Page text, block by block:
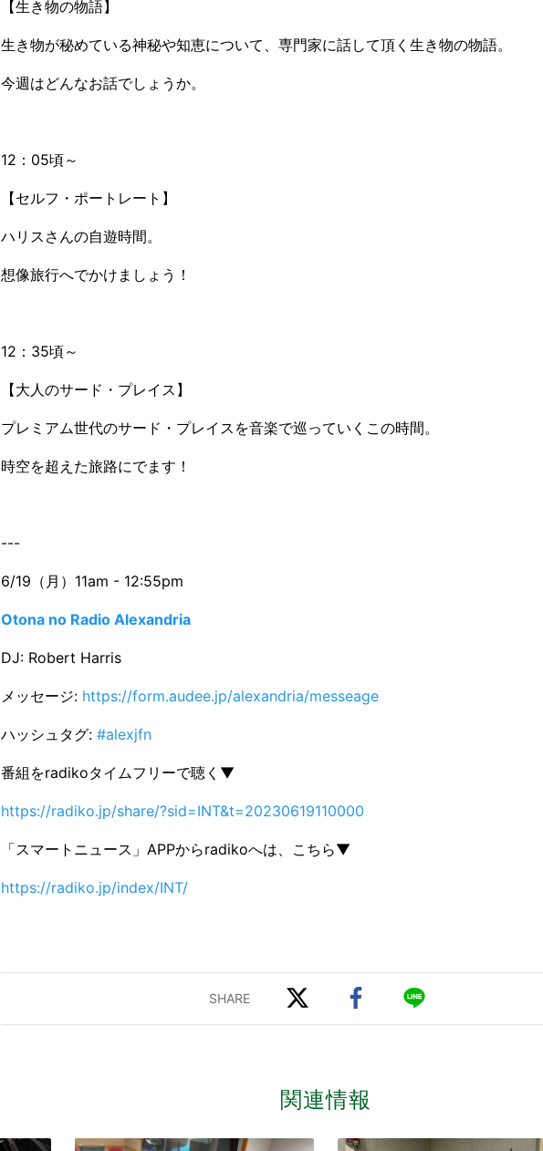
【生き物の物語】
生き物が秘めている神秘や知恵について、専門家に話して頂く生き物の物語。
今週はどんなお話でしょうか。
12：05頃～
【セルフ・ポートレート】
ハリスさんの自遊時間。
想像旅行へでかけましょう！
12：35頃～
【大人のサード・プレイス】
プレミアム世代のサード・プレイスを音楽で巡っていくこの時間。
時空を超えた旅路にでます！
---
6/19（月）11am - 12:55pm
Otona no Radio Alexandria
DJ: Robert Harris
メッセージ: https://form.audee.jp/alexandria/messeage
ハッシュタグ: #alexjfn
番組をradikoタイムフリーで聴く▼
https://radiko.jp/share/?sid=INT&t=20230619110000
「スマートニュース」APPからradikoへは、こちら▼
https://radiko.jp/index/INT/
関連情報